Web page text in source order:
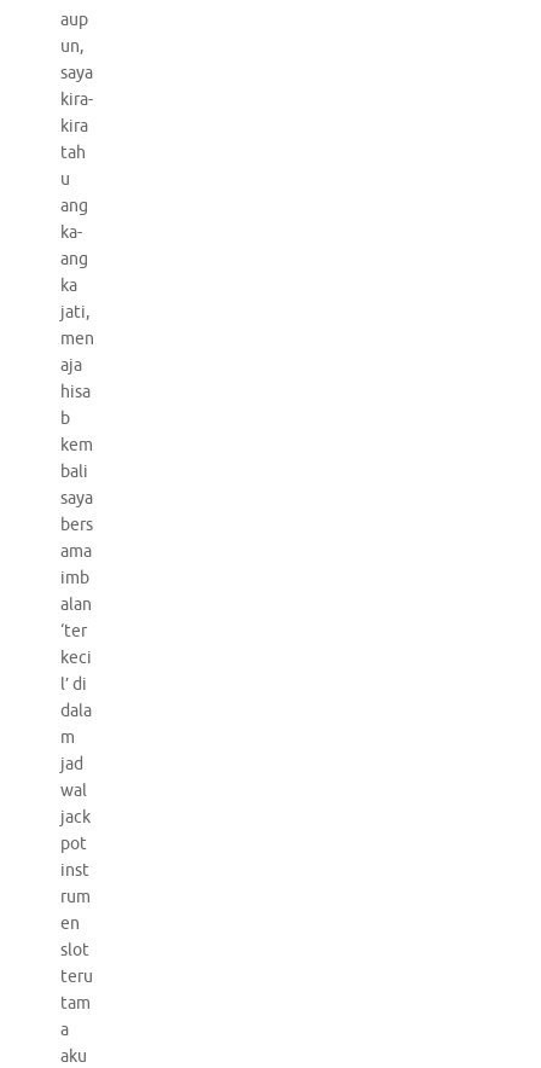
aup
un,
saya
kira-
kira
tah
u
ang
ka-
ang
ka
jati,
men
aja
hisa
b
kem
bali
saya
bers
ama
imb
alan
‘ter
keci
l’ di
dala
m
jad
wal
jack
pot
inst
rum
en
slot
teru
tam
a
aku